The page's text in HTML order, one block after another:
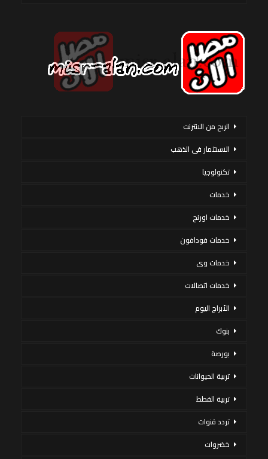
الربح من الانترنت
الاستثمار فى الذهب
تكنولوجيا
خدمات
خدمات اورنج
خدمات فودافون
خدمات وى
خدمات اتصالات
الأبراج اليوم
بنوك
بورصة
تربية الحيوانات
تربية القطط
تردد قنوات
خضروات